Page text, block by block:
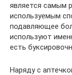
является самым
используемым
подавляющее
используют
есть
Наряду с